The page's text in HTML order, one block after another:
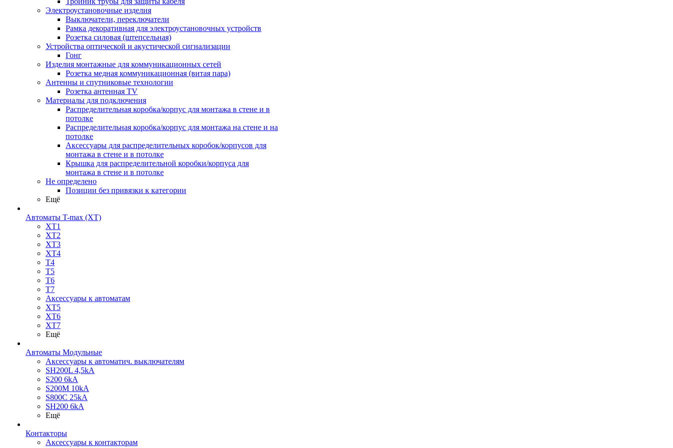
Электроустановочные изделия
Выключатели, переключатели
Рамка декоративная для электроустановочных устройств
Розетка силовая (штепсельная)
Устройства оптической и акустической сигнализации
Гонг
Изделия монтажные для коммуникационных сетей
Розетка медная коммуникационная (витая пара)
Антенны и спутниковые технологии
Розетка антенная TV
Материалы для подключения
Распределительная коробка/корпус для монтажа в стене и в
потолке
Распределительная коробка/корпус для монтажа на стене и на
потолке
Аксессуары для распределительных коробок/корпусов для
монтажа в стене и в потолке
Крышка для распределительной коробки/корпуса для
монтажа в стене и в потолке
Не определено
Позиции без привязки к категории
Ещё
Автоматы T-max (XT)
XT1
XT2
XT3
XT4
T4
T5
T6
T7
Аксессуары к автоматам
XT5
XT6
XT7
Ещё
Автоматы Модульные
Аксессуары к автоматич. выключателям
SH200L 4,5kA
S200 6kA
S200M 10kA
S800C 25kA
SH200 6kA
Ещё
Контакторы
Аксессуары к контакторам